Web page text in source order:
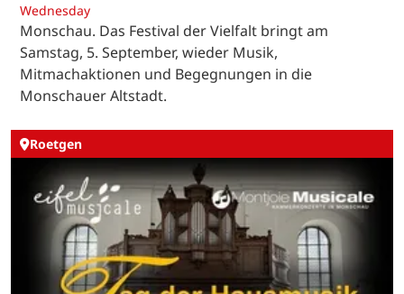
Wednesday
Monschau. Das Festival der Vielfalt bringt am
Samstag, 5. September, wieder Musik,
Mitmachaktionen und Begegnungen in die
Monschauer Altstadt.
Roetgen